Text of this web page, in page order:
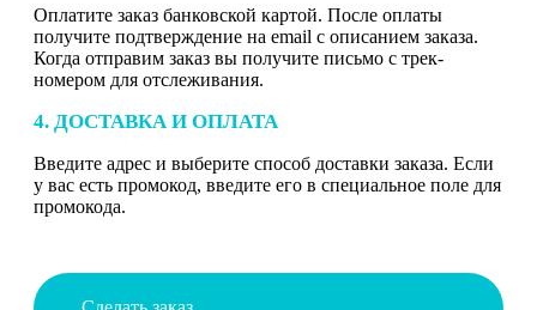
Оплатите заказ банковской картой. После оплаты
получите подтверждение на email с описанием заказа.
Когда отправим заказ вы получите письмо с трек-
номером для отслеживания.
4. ДОСТАВКА И ОПЛАТА
Введите адрес и выберите способ доставки заказа. Если
у вас есть промокод, введите его в специальное поле для
промокода.